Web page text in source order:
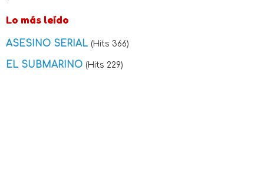
Lo más leído
ASESINO SERIAL (Hits 366)
EL SUBMARINO (Hits 229)